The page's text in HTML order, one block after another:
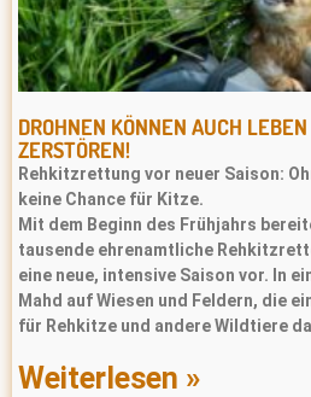
DROHNEN KÖNNEN AUCH
ZERSTÖREN!
Rehkitzrettung vor neuer Saison:
keine Chance für Kitze.
Mit dem Beginn des Frühjahrs
tausende ehrenamtliche
eine neue, intensive Saison vor. In
Mahd auf Wiesen und Feldern, die
für Rehkitze und andere Wildtiere
Weiterlesen »